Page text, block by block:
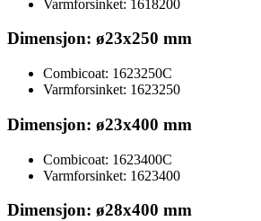
Varmforsinket: 1618200
Dimensjon: ø23x250 mm
Combicoat: 1623250C
Varmforsinket: 1623250
Dimensjon: ø23x400 mm
Combicoat: 1623400C
Varmforsinket: 1623400
Dimensjon: ø28x400 mm